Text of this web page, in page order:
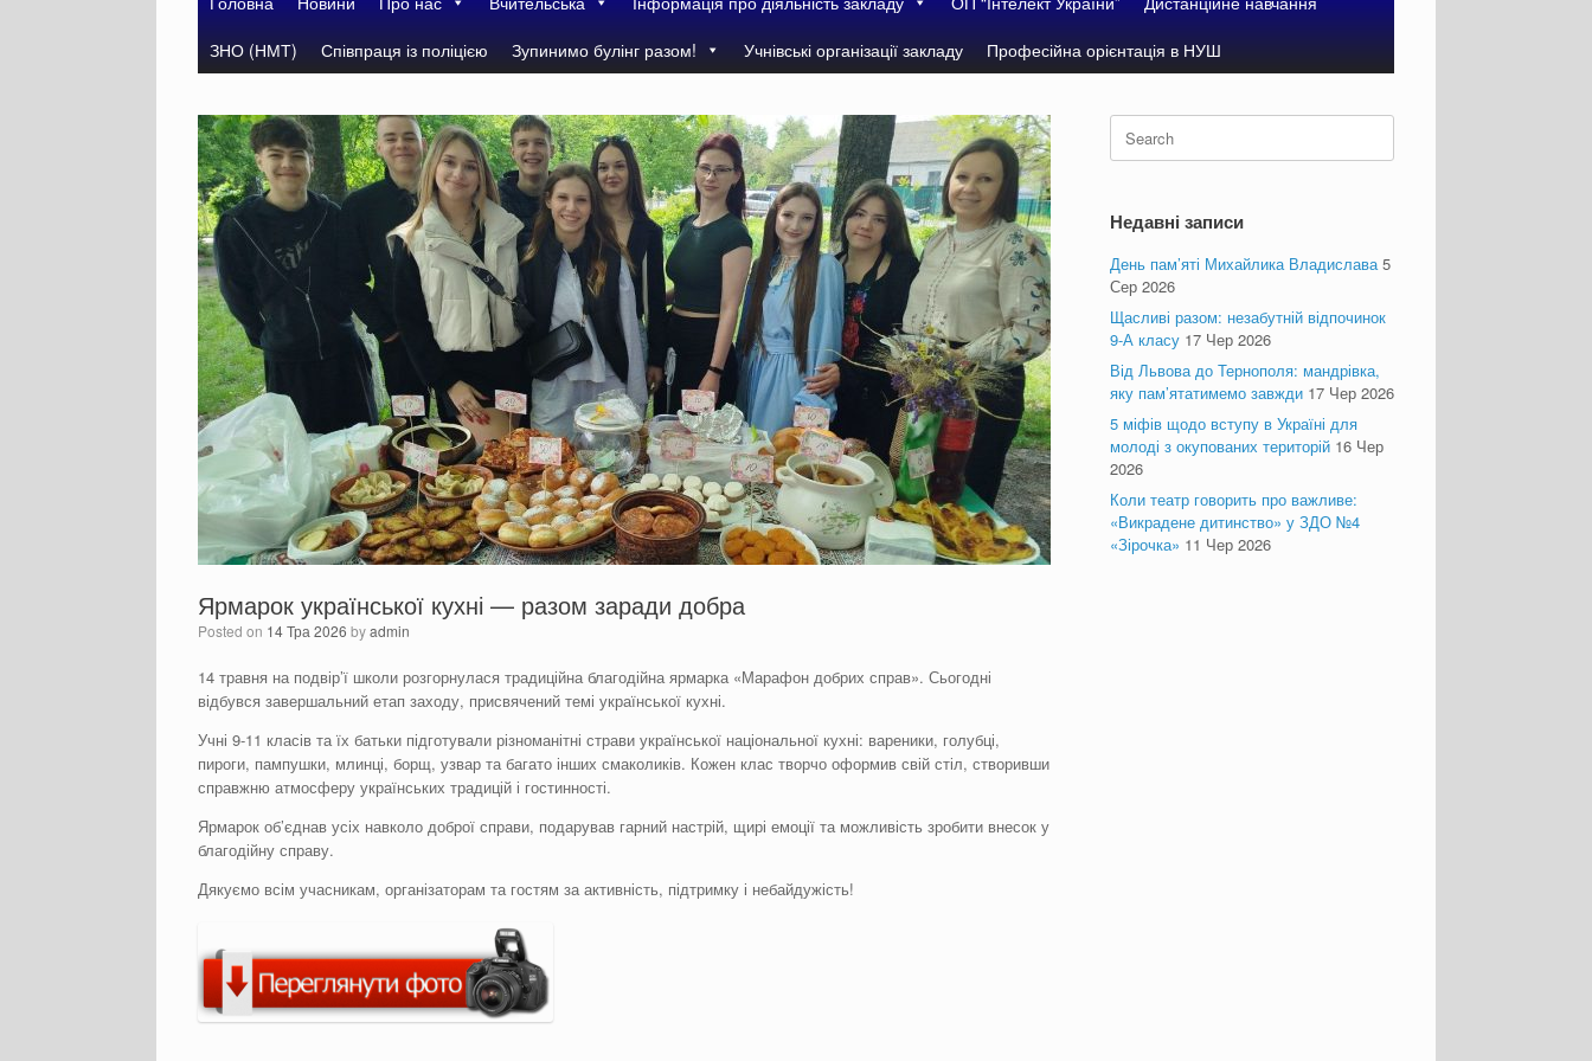
ЗНО (НМТ)
Співпраця із поліцією Зупинимо булінг разом! Учнівські організації закладу Професійна орієнтація в НУШ
Ярмарок української кухні — разом заради добра
Posted on 14 Тра 2026 byadmin
14 травня на подвір’ї школи розгорнулася традиційна благодійна ярмарка «Марафон добрих справ». Сьогодні
відбувся завершальний етап заходу, присвячений темі української кухні.
Учні 9-11 класів та їх батьки підготували різноманітні страви української національної кухні: вареники, голубці,
пироги, пампушки, млинці, борщ, узвар та багато інших смаколиків. Кожен клас творчо оформив свій стіл, створивши
справжню атмосферу українських традицій і гостинності.
Ярмарок об’єднав усіх навколо доброї справи, подарував гарний настрій, щирі емоції та можливість зробити внесок у
благодійну справу.
Дякуємо всім учасникам, організаторам та гостям за активність, підтримку і небайдужість!
Search
for:
Недавні записи
День пам’яті Михайлика Владислава 5
Сер 2026
Щасливі разом: незабутній відпочинок
9-А класу 17 Чер 2026
Від Львова до Тернополя: мандрівка,
яку пам’ятатимемо завжди 17 Чер 2026
5 міфів щодо вступу в Україні для
молоді з окупованих територій 16 Чер
2026
Коли театр говорить про важливе:
«Викрадене дитинство» у ЗДО №4
«Зірочка» 11 Чер 2026